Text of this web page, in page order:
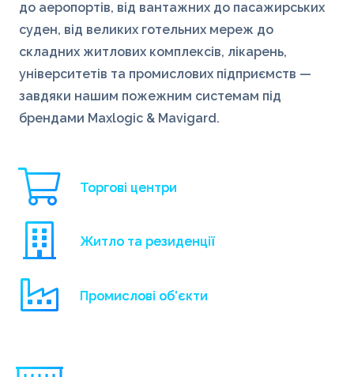
до аеропортів, від вантажних до пасажирських
суден, від великих готельних мереж до
складних житлових комплексів, лікарень,
університетів та промислових підприємств —
завдяки нашим пожежним системам під
брендами Maxlogic & Mavigard.
Торгові центри
Житло та резиденції
Промислові об’єкти